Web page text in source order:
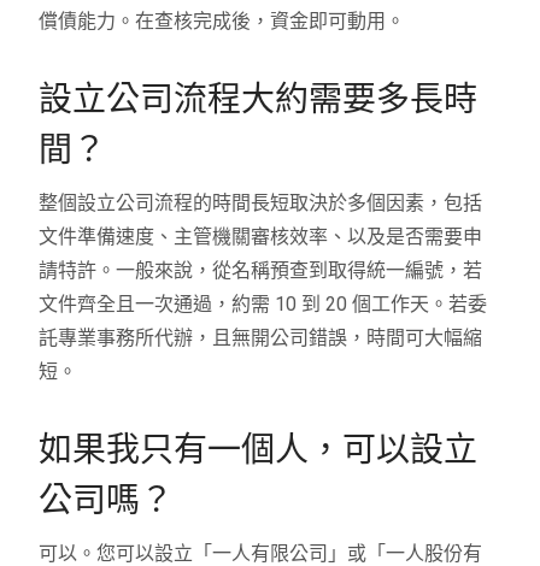
償債能力。在查核完成後，資金即可動用。
設立公司流程大約需要多長時
間？
整個設立公司流程的時間長短取決於多個因素，包括
文件準備速度、主管機關審核效率、以及是否需要申
請特許。一般來說，從名稱預查到取得統一編號，若
文件齊全且一次通過，約需 10 到 20 個工作天。若委
託專業事務所代辦，且無開公司錯誤，時間可大幅縮
短。
如果我只有一個人，可以設立
公司嗎？
可以。您可以設立「一人有限公司」或「一人股份有